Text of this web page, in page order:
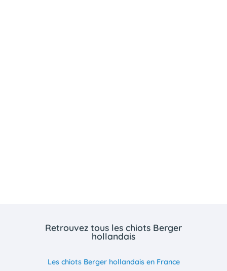
Retrouvez tous les chiots Berger
hollandais
Les chiots Berger hollandais en France